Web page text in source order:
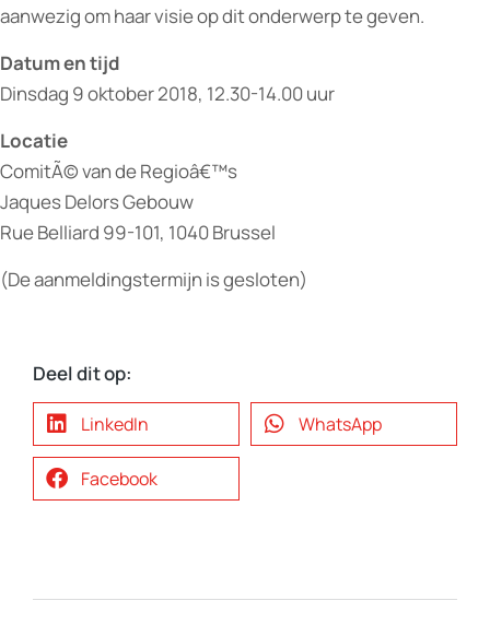
aanwezig om haar visie op dit onderwerp te geven.
Datum en tijd
Dinsdag 9 oktober 2018, 12.30-14.00 uur
Locatie
ComitÃ© van de Regioâ€™s
Jaques Delors Gebouw
Rue Belliard 99-101, 1040 Brussel
(De aanmeldingstermijn is gesloten)
Deel dit op:
LinkedIn WhatsApp
Facebook